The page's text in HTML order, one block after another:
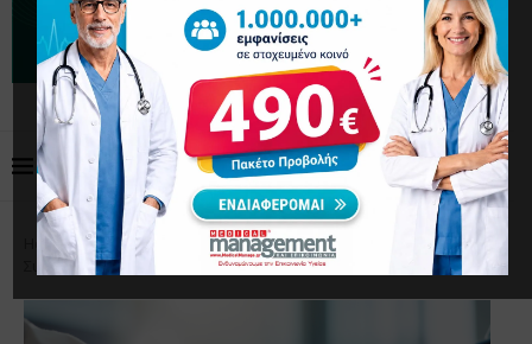
Home Διοίκηση
6 Συμβουλές Επιβράβευσης των
Συνεργατών σας Βάσει Στόχων